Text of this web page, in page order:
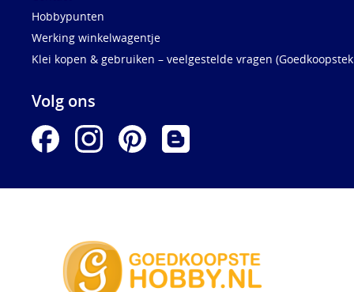
Hobbypunten
Werking winkelwagentje
Klei kopen & gebruiken – veelgestelde vragen
Volg ons